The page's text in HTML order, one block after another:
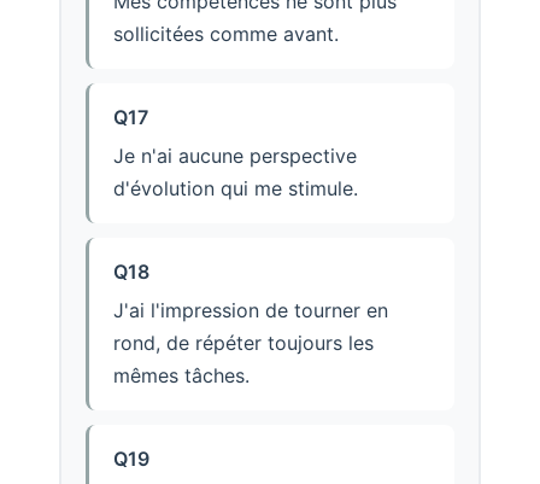
sollicitées comme avant.
Q17
Je n'ai aucune perspective
d'évolution qui me stimule.
Q18
J'ai l'impression de tourner en
rond, de répéter toujours les
mêmes tâches.
Q19